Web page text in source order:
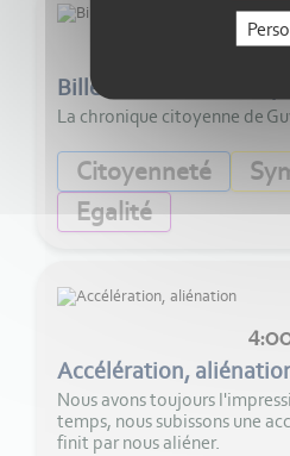
La chronique citoyenne de
Citoyenneté
Egalité
Accélération,
Nous avons toujours
temps, nous subissons une
finit par nous aliéner.